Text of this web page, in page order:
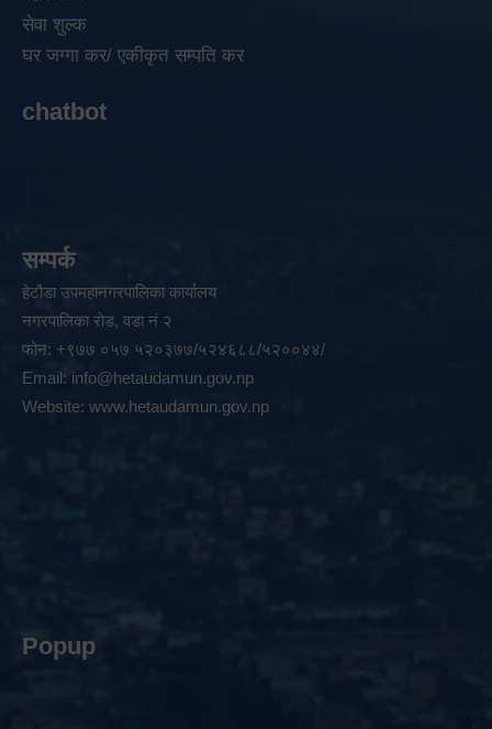
सेवा शुल्क
घर जग्गा कर/ एकीकृत सम्पति कर
chatbot
सम्पर्क
हेटौडा उपमहानगरपालिका कार्यालय
नगरपालिका रोड, वडा नं २
फोन: +९७७ ०५७ ५२०३७७/५२४६८८/५२००४४/
Email: info@hetaudamun.gov.np
Website: www.hetaudamun.gov.np
Popup